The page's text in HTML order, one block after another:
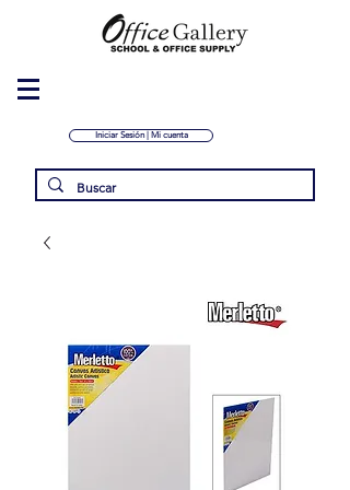
Iniciar Sesión | Mi cuenta